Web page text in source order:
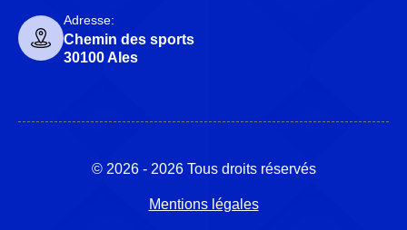
Adresse:
Chemin des sports
30100 Ales
© 2026 - 2026 Tous droits réservés
Mentions légales